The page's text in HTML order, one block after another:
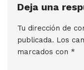
Deja una
Tu dirección de
publicada. Los
marcados con *